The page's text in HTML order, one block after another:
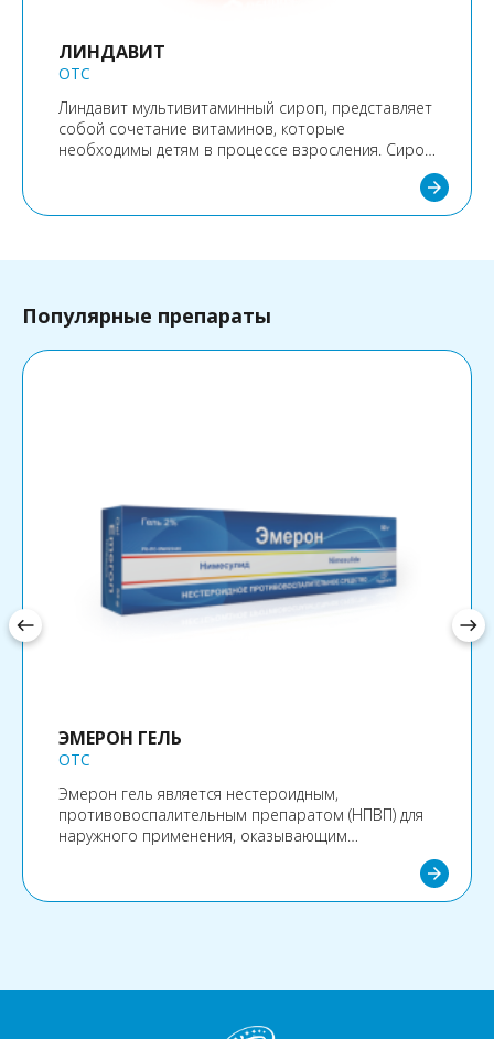
ЛИНДАВИТ
OTC
Линдавит мультивитаминный сироп, представляет
собой сочетание витаминов, которые
необходимы детям в процессе взросления. Сироп
содержит все витамины, необходимые организму,
питания.
arrow_forward
Популярные препараты
ЭМЕРОН ГЕЛЬ
OTC
Эмерон гель является нестероидным,
противовоспалительным препаратом (НПВП) для
наружного применения, оказывающим
arrow_forward
west east